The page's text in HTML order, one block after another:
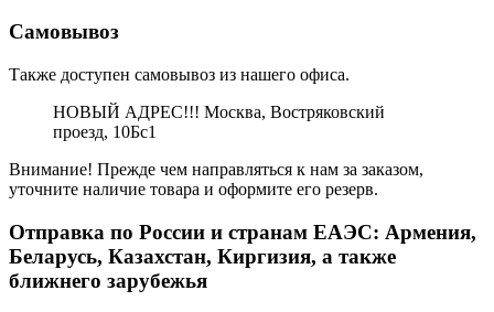
Самовывоз
Также доступен самовывоз из нашего офиса.
НОВЫЙ АДРЕС!!! Москва, Востряковский
проезд, 10Бс1
Внимание! Прежде чем направляться к нам за заказом,
уточните наличие товара и оформите его резерв.
Отправка по России и странам ЕАЭС: Армения,
Беларусь, Казахстан, Киргизия, а также
ближнего зарубежья